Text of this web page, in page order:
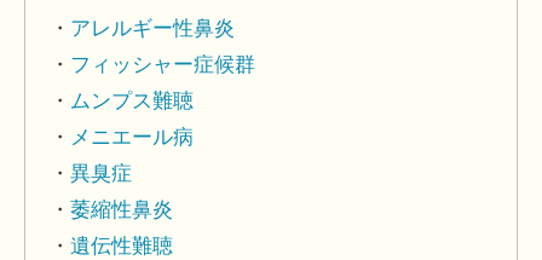
アレルギー性鼻炎
フィッシャー症候群
ムンプス難聴
メニエール病
異臭症
萎縮性鼻炎
遺伝性難聴